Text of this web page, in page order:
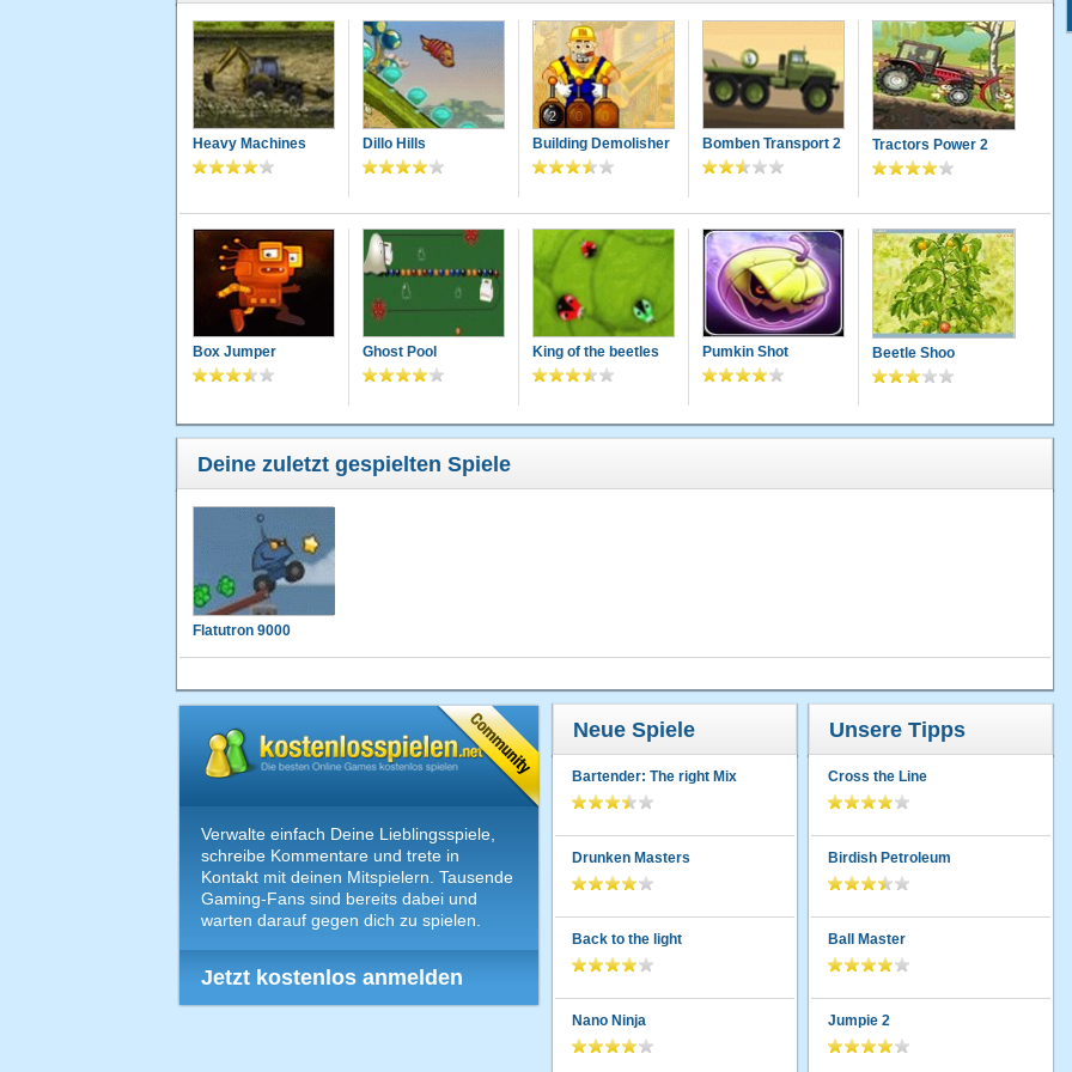
Heavy Machines Dillo Hills Building Demolisher Bomben Transport 2 Tractors Power 2
Box Jumper Ghost Pool King of the beetles Pumkin Shot Beetle Shoo
Deine zuletzt gespielten Spiele
Flatutron 9000
Verwalte einfach Deine Lieblingsspiele,
schreibe Kommentare und trete in
Kontakt mit deinen Mitspielern. Tausende
Gaming-Fans sind bereits dabei und
warten darauf gegen dich zu spielen.
Jetzt kostenlos anmelden
Neue Spiele
Bartender: The right Mix
Drunken Masters
Back to the light
Nano Ninja
Unsere Tipps
Cross the Line
Birdish Petroleum
Ball Master
Jumpie 2